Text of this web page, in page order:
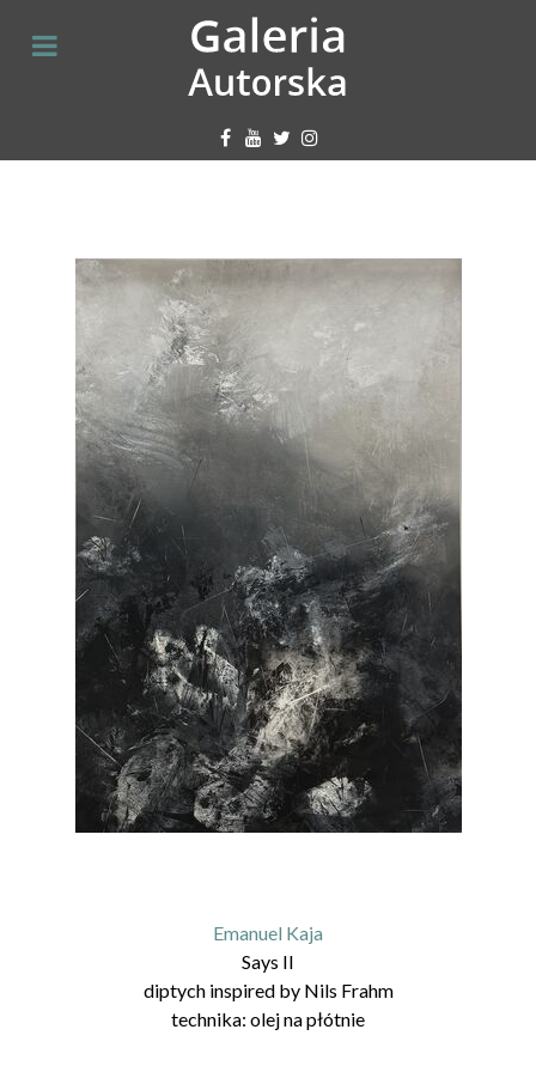
Emanuel Kaja
Says II
diptych inspired by Nils Frahm
technika: olej na płótnie